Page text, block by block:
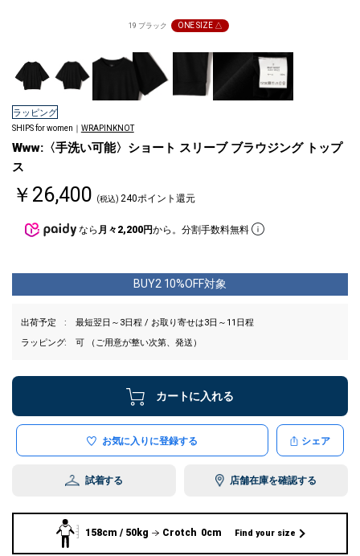
19 ブラック ONE SIZE △
ラッピング
SHIPS for women｜ WRAPINKNOT
Www:〈手洗い可能〉ショート スリーブ ブラウジング トップ
ス
￥26,400 (税込) 240ポイント還元
なら 月々2,200円から。分割手数料無料
BUY2 10%OFF対象
出荷予定
最短翌日～3日程 / お取り寄せは3日～11日程
ラッピング
可 （ご用意が整い次第、発送）
カートに入れる
お気に入りに登録する シェア
試着する 店舗在庫を確認する
158cm / 50kg Crotch 0cm Find your size